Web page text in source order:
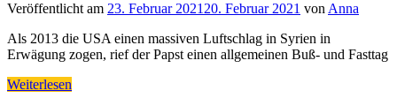
Veröffentlicht am 23. Februar 2021 20. Februar 2021 von Anna
Als 2013 die USA einen massiven Luftschlag in Syrien in
Erwägung zogen, rief der Papst einen allgemeinen Buß- und Fasttag
Weiterlesen